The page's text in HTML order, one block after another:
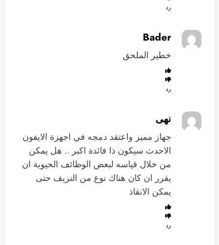
رد
Bader
خطير الملحق
رد
نهى
جهاز مميز واعتقد دمجه في اجهزة الايفون
الاحدث سيكون ذا فائدة اكبر .. هل يمكن
من خلال قياسه لبعض الوظائف الحيوية ان
يقرر ان كان هناك نوع من النزيف حتى
يمكن الانقاذ
رد